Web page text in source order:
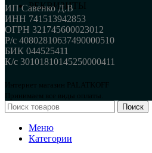
РЕКВИЗИТЫ
ИП Савенко Д.В
ИНН 741513942853
ОГРН 321745600023012
Р/с 40802810637490000510
БИК 044525411
К/с 30101810145250000411
Интернет магазин PALATKOFF
Принимаем все виды оплаты.
Поиск
Меню
Категории